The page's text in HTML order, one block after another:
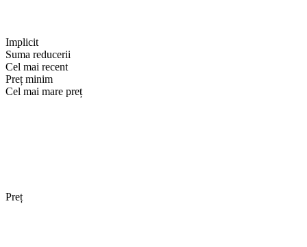
Implicit
Suma reducerii
Cel mai recent
Preț minim
Cel mai mare preț
Preț